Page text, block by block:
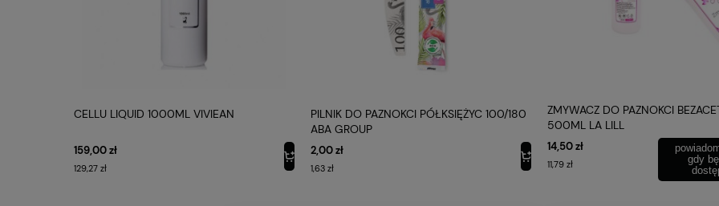
Specyfikacja
KOD PRODUKTU
WYBRANE INFORMACJE 1000ml
CELLU LIQUID 1000ML VIVIEAN
159,00 zł
129,27 zł
PILNIK DO PAZNOKCI PÓŁKSIĘŻYC 100/180
ABA GROUP
2,00 zł
1,63 zł
ZMYWACZ DO PAZNOKCI
500ML LA LILL
14,50 zł
11,79 zł
gdy